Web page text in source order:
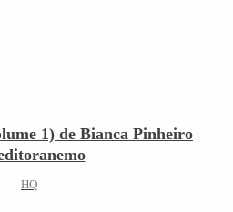
1) de Bianca Pinheiro
HQ